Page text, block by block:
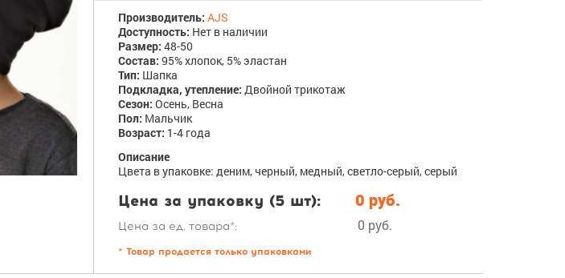
Производитель: AJS
Доступность: Нет в наличии
Размер: 48-50
Состав: 95% хлопок, 5% эластан
Тип: Шапка
Подкладка, утепление: Двойной трикотаж
Сезон: Осень, Весна
Пол: Мальчик
Возраст: 1-4 года
Описание
Цвета в упаковке: деним, черный, медный, светло-серый, серый
Цена за упаковку (5 шт): 0 руб.
Цена за ед. товара*: 0 руб.
* Товар продается только упаковками